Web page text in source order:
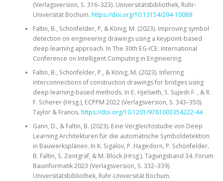
(Verlagsversion, S. 316–323). Universitätsbibliothek, Ruhr-
Universität Bochum. https://doi.org/10.13154/294-10089
Faltin, B., Schönfelder, P, & König, M. (2023). Improving symbol
detection on engineering drawings using a keypoint-based
deep learning approach. In The 30th EG-ICE: International
Conference on Intelligent Computing in Engineering.
Faltin, B., Schönfelder, P., & König, M. (2023). Inferring
interconnections of construction drawings for bridges using
deep learning-based methods. In E. Hjelseth, S. Sujesh F. , & R.
F. Scherer (Hrsg.), ECPPM 2022 (Verlagsversion, S. 343–350).
Taylor & Francis. https://doi.org/10.1201/9781003354222-44
Gann, D., & Faltin, B. (2023). Eine Vergleichsstudie von Deep
Learning Architekturen für die automatische Symboldetektion
in Bauwerksplänen. In K. Sigalov, P. Hagedorn, P. Schönfelder,
B. Faltin, S. Zentgraf, & M. Block (Hrsg.), Tagungsband 34. Forum
Bauinformatik 2023 (Verlagsversion, S. 332–339).
Universitätsbibliothek, Ruhr-Universität Bochum.